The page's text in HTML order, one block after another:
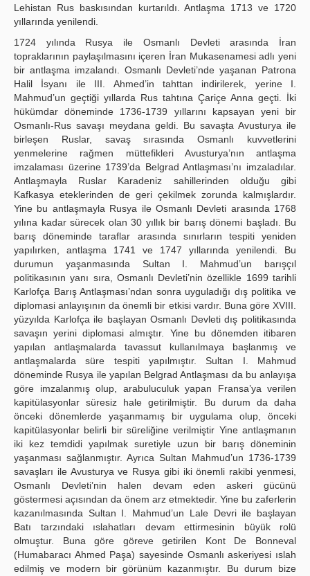
Lehistan Rus baskısından kurtarıldı. Antlaşma 1713 ve 1720
yıllarında yenilendi.
1724 yılında Rusya ile Osmanlı Devleti arasında İran
topraklarının paylaşılmasını içeren İran Mukasenamesi adlı yeni
bir antlaşma imzalandı. Osmanlı Devleti’nde yaşanan Patrona
Halil İsyanı ile III. Ahmed’in tahttan indirilerek, yerine I.
Mahmud’un geçtiği yıllarda Rus tahtına Çariçe Anna geçti. İki
hükümdar döneminde 1736-1739 yıllarını kapsayan yeni bir
Osmanlı-Rus savaşı meydana geldi. Bu savaşta Avusturya ile
birleşen Ruslar, savaş sırasında Osmanlı kuvvetlerini
yenmelerine rağmen müttefikleri Avusturya’nın antlaşma
imzalaması üzerine 1739’da Belgrad Antlaşması’nı imzaladılar.
Antlaşmayla Ruslar Karadeniz sahillerinden olduğu gibi
Kafkasya eteklerinden de geri çekilmek zorunda kalmışlardır.
Yine bu antlaşmayla Rusya ile Osmanlı Devleti arasında 1768
yılına kadar sürecek olan 30 yıllık bir barış dönemi başladı. Bu
barış döneminde taraflar arasında sınırların tespiti yeniden
yapılırken, antlaşma 1741 ve 1747 yıllarında yenilendi. Bu
durumun yaşanmasında Sultan I. Mahmud’un barışçıl
politikasının yanı sıra, Osmanlı Devleti’nin özellikle 1699 tarihli
Karlofça Barış Antlaşması’ndan sonra uyguladığı dış politika ve
diplomasi anlayışının da önemli bir etkisi vardır. Buna göre XVIII.
yüzyılda Karlofça ile başlayan Osmanlı Devleti dış politikasında
savaşın yerini diplomasi almıştır. Yine bu dönemden itibaren
yapılan antlaşmalarda tavassut kullanılmaya başlanmış ve
antlaşmalarda süre tespiti yapılmıştır. Sultan I. Mahmud
döneminde Rusya ile yapılan Belgrad Antlaşması da bu anlayışa
göre imzalanmış olup, arabuluculuk yapan Fransa’ya verilen
kapitülasyonlar süresiz hale getirilmiştir. Bu durum da daha
önceki dönemlerde yaşanmamış bir uygulama olup, önceki
kapitülasyonlar belirli bir süreliğine verilmiştir Yine antlaşmanın
iki kez temdidi yapılmak suretiyle uzun bir barış döneminin
yaşanması sağlanmıştır. Ayrıca Sultan Mahmud’un 1736-1739
savaşları ile Avusturya ve Rusya gibi iki önemli rakibi yenmesi,
Osmanlı Devleti’nin halen devam eden askeri gücünü
göstermesi açısından da önem arz etmektedir. Yine bu zaferlerin
kazanılmasında Sultan I. Mahmud’un Lale Devri ile başlayan
Batı tarzındaki ıslahatları devam ettirmesinin büyük rolü
olmuştur. Buna göre göreve getirilen Kont De Bonneval
(Humabaracı Ahmed Paşa) sayesinde Osmanlı askeriyesi ıslah
edilmiş ve modern bir görünüm kazanmıştır. Bu durum bize